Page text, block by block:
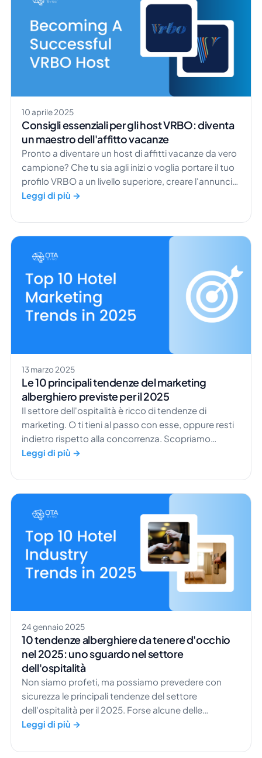
upselling registrano in media un aumento del valore
della prenotazione del 30% o più? ​Dai […]
10 aprile 2025
Consigli essenziali per gli host VRBO: diventa
un maestro dell'affitto vacanze
Pronto a diventare un host di affitti vacanze da vero
campione? Che tu sia agli inizi o voglia portare il tuo
profilo VRBO a un livello superiore, creare l'annuncio
perfetto è la chiave per attirare ospiti e far crescere
strumenti giusti, sarai sulla buona strada per gestire
un affitto vacanze di successo. Scopriamo insieme
Leggi di più →
13 marzo 2025
Le 10 principali tendenze del marketing
alberghiero previste per il 2025
Il settore dell'ospitalità è ricco di tendenze di
marketing. O ti tieni al passo con esse, oppure resti
indietro rispetto alla concorrenza. Scopriamo
insieme alcune delle tendenze di marketing che ci
risultarti familiari perché già emerse l'anno scorso.
Se vuoi verificare se avevamo davvero fiuto per le
tendenze che avevamo previsto nel 2024 […]
Leggi di più →
24 gennaio 2025
10 tendenze alberghiere da tenere d'occhio
nel 2025: uno sguardo nel settore
dell'ospitalità
Non siamo profeti, ma possiamo prevedere con
sicurezza le principali tendenze del settore
dell'ospitalità per il 2025. Forse alcune delle
tendenze di cui parleremo sono già iniziate nel 2024.
e personalizzazione. E sì, l'intelligenza artificiale è
Leggi di più →